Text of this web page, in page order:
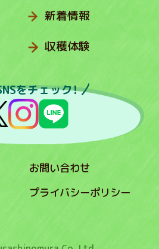
新着情報
収穫体験
をチェック！
お問い合わせ
プライバシーポリシー